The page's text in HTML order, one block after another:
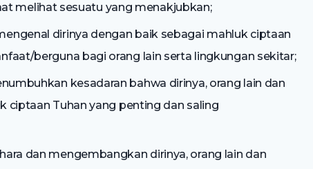
melihat sesuatu yang menakjubkan;
dirinya dengan baik sebagai mahluk ciptaan
berguna bagi orang lain serta lingkungan sekitar;
kesadaran bahwa dirinya, orang lain dan
ciptaan Tuhan yang penting dan saling
dan mengembangkan dirinya, orang lain dan